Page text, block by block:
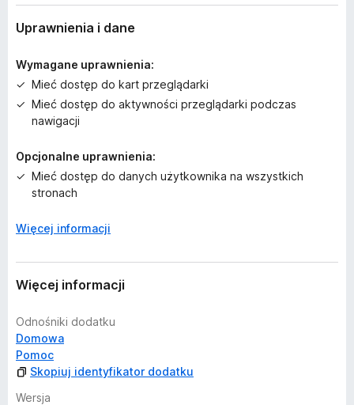
e
o
e
Uprawnienia i dane
Wymagane uprawnienia:
Mieć dostęp do kart przeglądarki
Mieć dostęp do aktywności przeglądarki podczas
nawigacji
Opcjonalne uprawnienia:
Mieć dostęp do danych użytkownika na wszystkich
stronach
Więcej informacji
Więcej informacji
Odnośniki dodatku
Domowa
Pomoc
Skopiuj identyfikator dodatku
Wersja